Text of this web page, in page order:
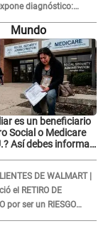
diagnóstico:
fuertes..."
Mundo
es un beneficiario
Social o Medicare
Así debes informar
DE WALMART |
el RETIRO DE
por ser un RIESGO
consumidores: ¿Cuál